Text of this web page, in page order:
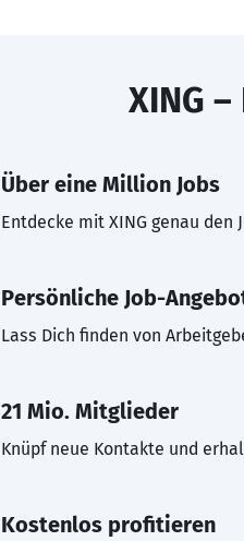
XING
Über eine Million Jobs
Entdecke mit XING genau den
Persönliche Job-
Lass Dich finden von
21 Mio. Mitglieder
Knüpf neue Kontakte und
Kostenlos profitieren